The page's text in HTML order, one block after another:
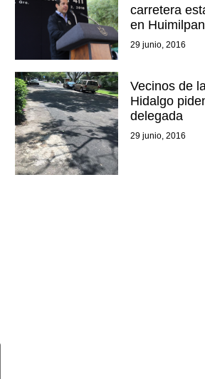
carretera
en Huimilpan
29 junio, 2016
Vecinos de
Hidalgo
delegada
29 junio, 2016